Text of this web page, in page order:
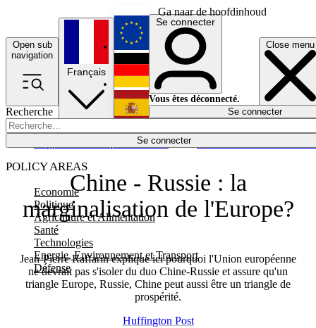
Ga naar de hoofdinhoud
Open sub
navigation
Close menu
Recherche
Se connecter
POLICY AREAS
Economie
Politique
Agriculture et Alimentation
Santé
Technologies
Energie, Environnement et Transport
Défense
Économie
Français
English
Deutsch
Español
Se connecter
Vous êtes déconnecté.
Se connecter
Chine - Russie : la
marginalisation de l'Europe?
Jean-Pierre Raffarin explique ici pourquoi l'Union européenne
ne devrait pas s'isoler du duo Chine-Russie et assure qu'un
triangle Europe, Russie, Chine peut aussi être un triangle de
prospérité.
Huffington Post